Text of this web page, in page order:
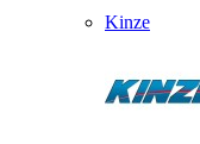
Kinze